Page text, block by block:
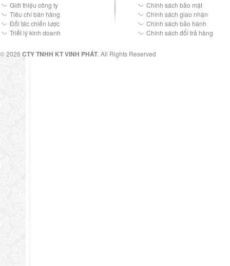
Giới thiệu công ty
Tiêu chí bán hàng
Đối tác chiến lược
Triết lý kinh doanh
Chính sách bảo mật
Chính sách giao nhận
Chính sách bảo hành
Chính sách đổi trả hàng
© 2026 CTY TNHH KT VINH PHÁT. All Rights Reserved